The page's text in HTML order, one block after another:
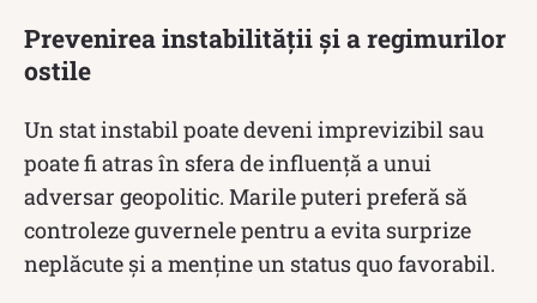
Prevenirea instabilității și a regimurilor
ostile
Un stat instabil poate deveni imprevizibil sau
poate fi atras în sfera de influență a unui
adversar geopolitic. Marile puteri preferă să
controleze guvernele pentru a evita surprize
neplăcute și a menține un status quo favorabil.